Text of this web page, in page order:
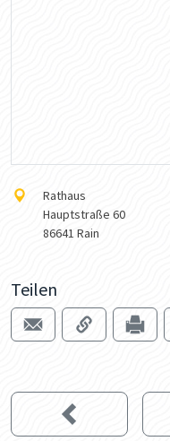
Rathaus
Hauptstraße 60
86641 Rain
Teilen